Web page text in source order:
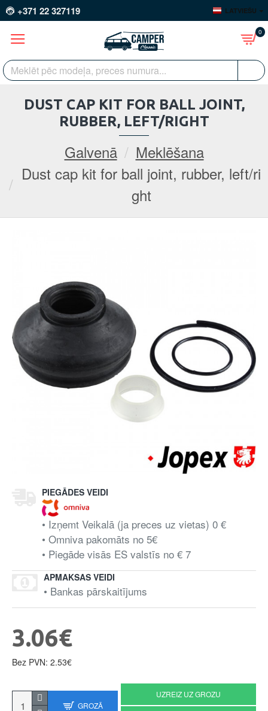
+371 22 327119 LATVIEŠU
0
Galvenā
Meklēšana
Dust cap kit for ball joint, rubber, left/ri
ght
DUST CAP KIT FOR BALL JOINT,
RUBBER, LEFT/RIGHT
PIEGĀDES VEIDI
• Izņemt Veikalā (ja preces uz vietas) 0 €
• Omniva pakomāts no 5€
• Piegāde visās ES valstīs no € 7
APMAKSAS VEIDI
• Bankas pārskaitījums
3.06€
Bez PVN: 2.53€
GROZĀ
UZREIZ UZ GROZU